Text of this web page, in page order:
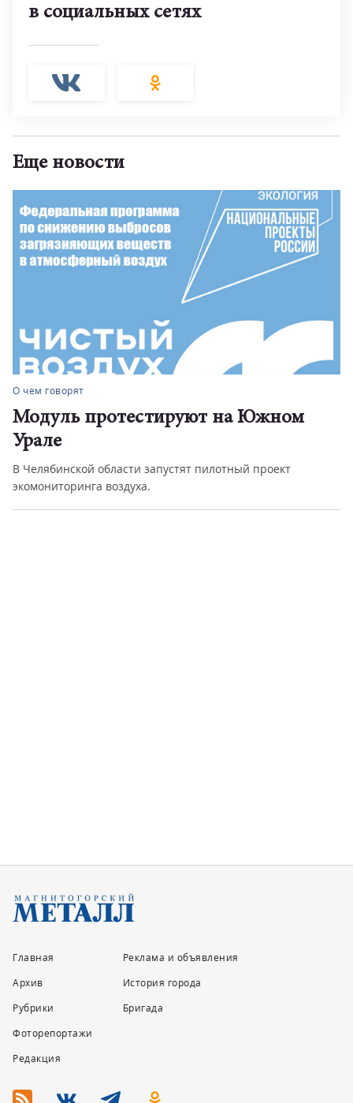
в социальных сетях
Еще новости
О чем говорят
Им дружба с небом дорога
В парке у Вечного огня у монумента «Тыл – фронту»
прошло традиционное еж...
Главная
Архив
Рубрики
Фоторепортажи
Редакция
Реклама и объявления
История города
Бригада